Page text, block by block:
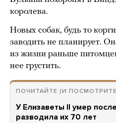
королева.
Новых собак, будь то
заводить не планирует.
из жизни раньше
нее грустить.
ПОЧИТАЙТЕ (И
У Елизаветы II умер
разводила их 70 лет